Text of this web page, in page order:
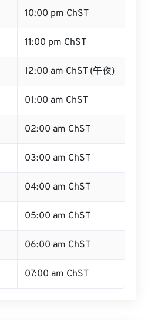
10:00 pm ChST
11:00 pm ChST
12:00 am ChST (午夜)
01:00 am ChST
02:00 am ChST
03:00 am ChST
04:00 am ChST
05:00 am ChST
06:00 am ChST
07:00 am ChST